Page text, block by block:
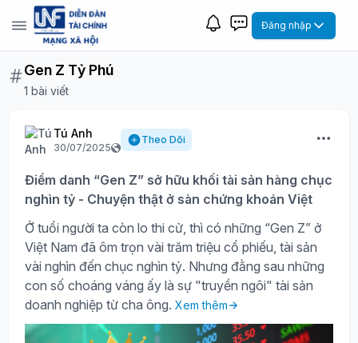
Đăng nhập
Gen Z Tỷ Phú
1 bài viết
Tú Anh
30/07/2025
Theo Dõi
Điểm danh “Gen Z” sở hữu khối tài sản hàng chục
nghìn tỷ - Chuyện thật ở sàn chứng khoán Việt
Ở tuổi người ta còn lo thi cử, thì có những “Gen Z” ở
Việt Nam đã ôm trọn vài trăm triệu cổ phiếu, tài sản
vài nghìn đến chục nghìn tỷ. Nhưng đằng sau những
con số choáng váng ấy là sự "truyền ngôi" tài sản
doanh nghiệp từ cha ông. Xem thêm